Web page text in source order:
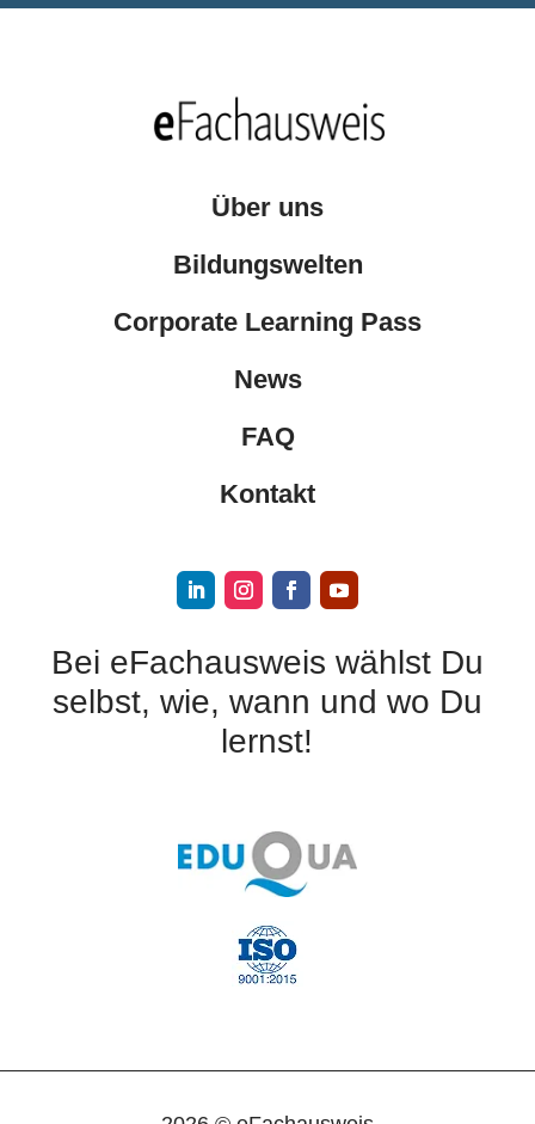
Über uns
Bildungswelten
Corporate Learning Pass
News
FAQ
Kontakt
Bei eFachausweis wählst Du
selbst, wie, wann und wo Du
lernst!